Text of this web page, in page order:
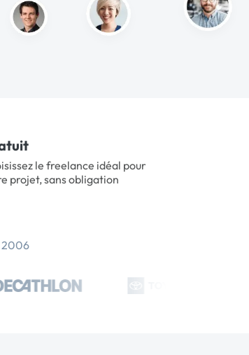
le freelance idéal pour
projet, sans obligation
2006